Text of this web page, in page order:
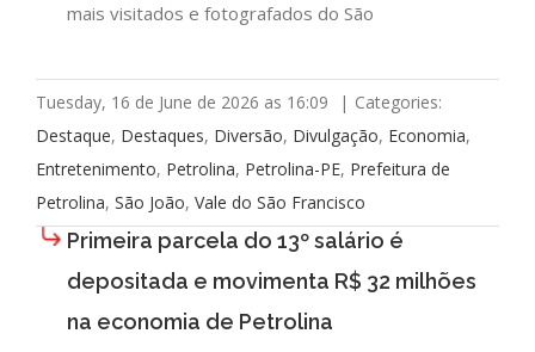
mais visitados e fotografados do São
Tuesday, 16 de June de 2026 as 16:09 | Categories:
Destaque, Destaques, Diversão, Divulgação, Economia,
Entretenimento, Petrolina, Petrolina-PE, Prefeitura de
Petrolina, São João, Vale do São Francisco
Primeira parcela do 13º salário é
depositada e movimenta R$ 32 milhões
na economia de Petrolina